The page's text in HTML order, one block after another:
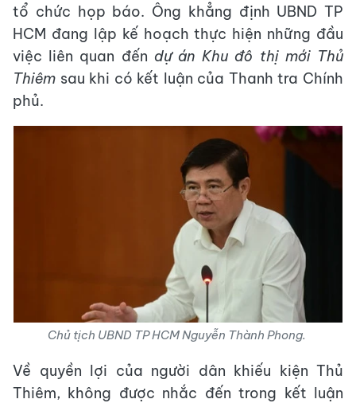
tổ chức họp báo. Ông khẳng định UBND TP
HCM đang lập kế hoạch thực hiện những đầu
việc liên quan đến dự án Khu đô thị mới Thủ
Thiêm sau khi có kết luận của Thanh tra Chính
phủ.
Chủ tịch UBND TP HCM Nguyễn Thành Phong.
Về quyền lợi của người dân khiếu kiện Thủ
Thiêm, không được nhắc đến trong kết luận